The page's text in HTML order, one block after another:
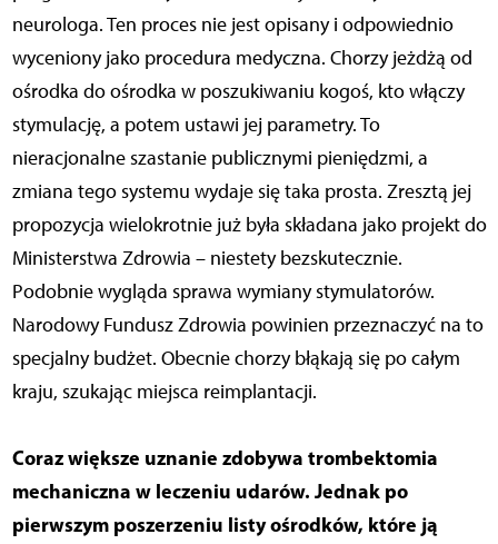
neurologa. Ten proces nie jest opisany i odpowiednio
wyceniony jako procedura medyczna. Chorzy jeżdżą od
ośrodka do ośrodka w poszukiwaniu kogoś, kto włączy
stymulację, a potem ustawi jej parametry. To
nieracjonalne szastanie publicznymi pieniędzmi, a
zmiana tego systemu wydaje się taka prosta. Zresztą jej
propozycja wielokrotnie już była składana jako projekt do
Ministerstwa Zdrowia – niestety bezskutecznie.
Podobnie wygląda sprawa wymiany stymulatorów.
Narodowy Fundusz Zdrowia powinien przeznaczyć na to
specjalny budżet. Obecnie chorzy błąkają się po całym
kraju, szukając miejsca reimplantacji.
Coraz większe uznanie zdobywa trombektomia
mechaniczna w leczeniu udarów. Jednak po
pierwszym poszerzeniu listy ośrodków, które ją